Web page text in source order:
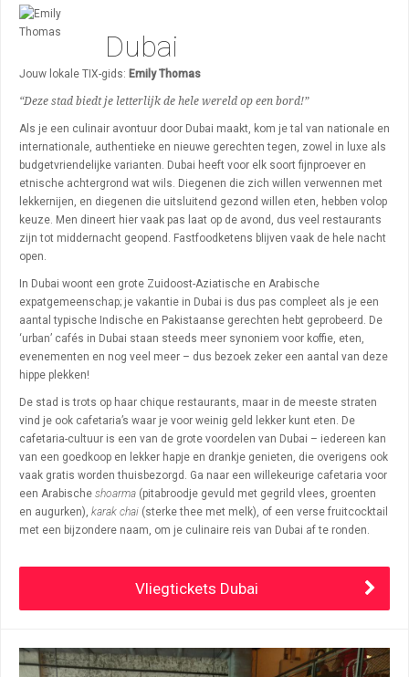
Algemeen
Activiteiten
Bezienswaardigheden
Winkelen
Wijken
Dubai
Jouw lokale TIX-gids: Emily Thomas
“Deze stad biedt je letterlijk de hele wereld op een bord!”
Als je een culinair avontuur door Dubai maakt, kom je tal van nationale en
internationale, authentieke en nieuwe gerechten tegen, zowel in luxe als
budgetvriendelijke varianten. Dubai heeft voor elk soort fijnproever en
etnische achtergrond wat wils. Diegenen die zich willen verwennen met
lekkernijen, en diegenen die uitsluitend gezond willen eten, hebben volop
keuze. Men dineert hier vaak pas laat op de avond, dus veel restaurants
zijn tot middernacht geopend. Fastfoodketens blijven vaak de hele nacht
open.
In Dubai woont een grote Zuidoost-Aziatische en Arabische
expatgemeenschap; je vakantie in Dubai is dus pas compleet als je een
aantal typische Indische en Pakistaanse gerechten hebt geprobeerd. De
‘urban’ cafés in Dubai staan steeds meer synoniem voor koffie, eten,
evenementen en nog veel meer – dus bezoek zeker een aantal van deze
hippe plekken!
De stad is trots op haar chique restaurants, maar in de meeste straten
vind je ook cafetaria’s waar je voor weinig geld lekker kunt eten. De
cafetaria-cultuur is een van de grote voordelen van Dubai – iedereen kan
van een goedkoop en lekker hapje en drankje genieten, die overigens ook
vaak gratis worden thuisbezorgd. Ga naar een willekeurige cafetaria voor
een Arabische shoarma (pitabroodje gevuld met gegrild vlees, groenten
en augurken), karak chai (sterke thee met melk), of een verse fruitcocktail
met een bijzondere naam, om je culinaire reis van Dubai af te ronden.
Vliegtickets Dubai